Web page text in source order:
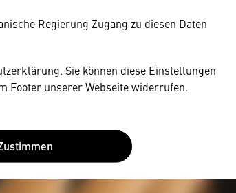
Regierung Zugang zu diesen Daten
Sie können diese Einstellungen
Footer unserer Webseite widerrufen.